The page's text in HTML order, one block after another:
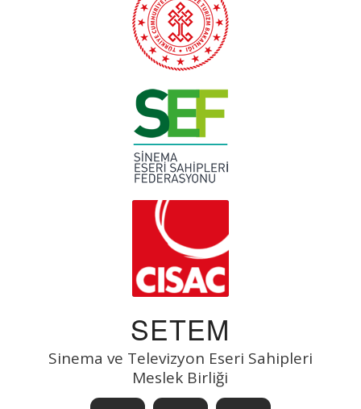
SETEM
Sinema ve Televizyon Eseri Sahipleri
Meslek Birliği